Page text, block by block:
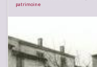
patrimoine